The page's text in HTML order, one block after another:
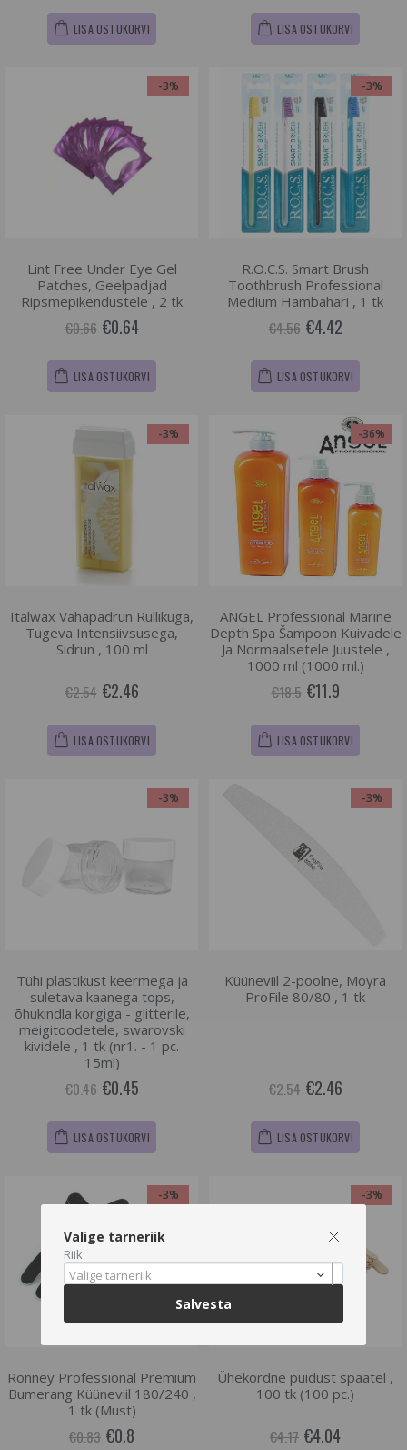
LISA OSTUKORVI LISA OSTUKORVI
-3%
Lint Free Under Eye Gel
Patches, Geelpadjad
Ripsmepikendustele , 2 tk
€0.66 €0.64
LISA OSTUKORVI
-3%
R.O.C.S. Smart Brush
Toothbrush Professional
Medium Hambahari , 1 tk
€4.56 €4.42
LISA OSTUKORVI
-3%
Italwax Vahapadrun Rullikuga,
Tugeva Intensiivsusega,
Sidrun , 100 ml
€2.54 €2.46
LISA OSTUKORVI
-36%
ANGEL Professional Marine
Depth Spa Šampoon Kuivadele
Ja Normaalsetele Juustele ,
1000 ml (1000 ml.)
€18.5 €11.9
LISA OSTUKORVI
-3%
Tühi plastikust keermega ja
suletava kaanega tops,
õhukindla korgiga - glitterile,
meigitoodetele, swarovski
kividele , 1 tk (nr1. - 1 pc.
15ml)
€0.46 €0.45
LISA OSTUKORVI
-3%
Küüneviil 2-poolne, Moyra
ProFile 80/80 , 1 tk
€2.54 €2.46
LISA OSTUKORVI
-3%
Ronney Professional Premium
Bumerang Küüneviil 180/240 ,
1 tk (Must)
€0.83 €0.8
-3%
Ühekordne puidust spaatel ,
100 tk (100 pc.)
€4.17 €4.04
Valige tarneriik
Riik
Valige tarneriik
Salvesta